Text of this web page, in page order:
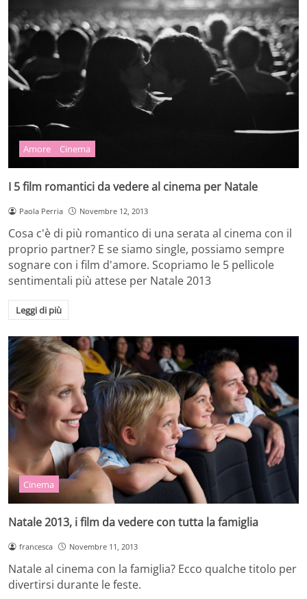
Amore Cinema
I 5 film romantici da vedere al cinema per Natale
Paola Perria Novembre 12, 2013
Cosa c'è di più romantico di una serata al cinema con il
proprio partner? E se siamo single, possiamo sempre
sognare con i film d'amore. Scopriamo le 5 pellicole
sentimentali più attese per Natale 2013
Leggi di più
Cinema
Natale 2013, i film da vedere con tutta la famiglia
francesca Novembre 11, 2013
Natale al cinema con la famiglia? Ecco qualche titolo per
divertirsi durante le feste.